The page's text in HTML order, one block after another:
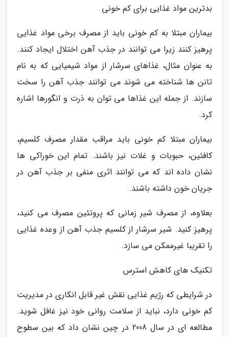
بدترین مواد غذایی برای کم خونی
بیماران مبتلا به کم خونی باید از مصرف برخی مواد غذایی
پرهیز کنند زیرا می توانند در جذب آهن اختلال ایجاد کنند.
به عنوان مثال، غذاهای سرشار از مواد شیمیایی که به نام
تانن ها شناخته می شوند می توانند جذب آهن را سخت
سازند. از جمله این غذاها می توان به ذرت و انگورها اشاره
کرد.
بیماران مبتلا کم خونی باید مراقب مقدار مصرف کلسیم،
کافئین، حبوبات و غلات نیز باشند. تمام این خوراکی ها
نشان داده اند که می توانند اثری منفی بر جذب آهن در
جریان خون داشته باشند.
بعلاوه، از مصرف شیر زمانی که پروتئین مصرف می کنید،
پرهیز کنید. شیر سرشار از کلسیم جذب آهن از وعده غذایی
را تقریبا غیرممکن می سازد.
تکنیک های کاهش استرس
در شرایطی که رژیم غذایی نقش غیر قابل انکاری در مدیریت
کم خونی دارد، نباید از سلامت روانی خود نیز غافل شوید.
مطالعه ای در سال 2008 در چین نشان داد که بین سطوح